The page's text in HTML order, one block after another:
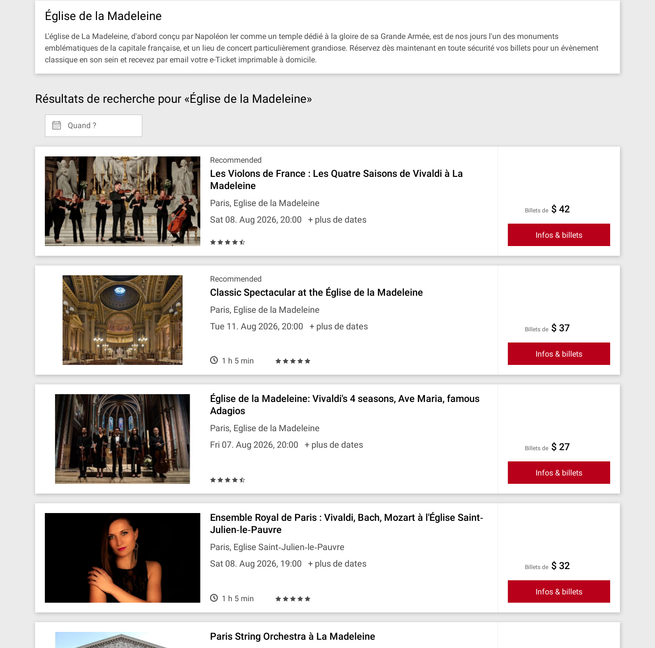
Église de la Madeleine
L'église de La Madeleine, d'abord conçu par Napoléon Ier comme un temple dédié à la gloire de sa Grande Armée, est de nos jours l'un des monuments
emblématiques de la capitale française, et un lieu de concert particulièrement grandiose. Réservez dès maintenant en toute sécurité vos billets pour un évènement
classique en son sein et recevez par email votre e-Ticket imprimable à domicile.
Résultats de recherche pour «Église de la Madeleine»
Quand ?
Recommended
Les Violons de France : Les Quatre Saisons de Vivaldi à La
Madeleine
Paris, Eglise de la Madeleine
Sat 08. Aug 2026, 20:00
+ plus de dates
Billets de $ 42
Infos & billets
Recommended
Classic Spectacular at the Église de la Madeleine
Paris, Eglise de la Madeleine
Tue 11. Aug 2026, 20:00
+ plus de dates
1 h 5 min
Billets de $ 37
Infos & billets
Église de la Madeleine: Vivaldi's 4 seasons, Ave Maria, famous
Adagios
Paris, Eglise de la Madeleine
Fri 07. Aug 2026, 20:00
+ plus de dates Billets de $ 27
Infos & billets
Ensemble Royal de Paris : Vivaldi, Bach, Mozart à l'Église Saint‐
Julien‐le‐Pauvre
Paris, Eglise Saint‐Julien‐le‐Pauvre
Sat 08. Aug 2026, 19:00
+ plus de dates
1 h 5 min
Billets de $ 32
Infos & billets
Paris String Orchestra à La Madeleine